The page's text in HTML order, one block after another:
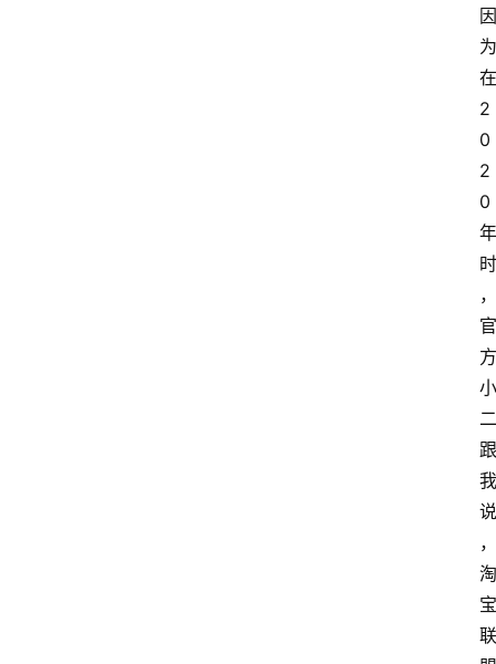
因
为
在
2
0
2
0
年
时
，
官
方
小
二
跟
我
说
，
淘
宝
联